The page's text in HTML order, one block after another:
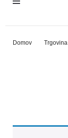
Domov Trgovina